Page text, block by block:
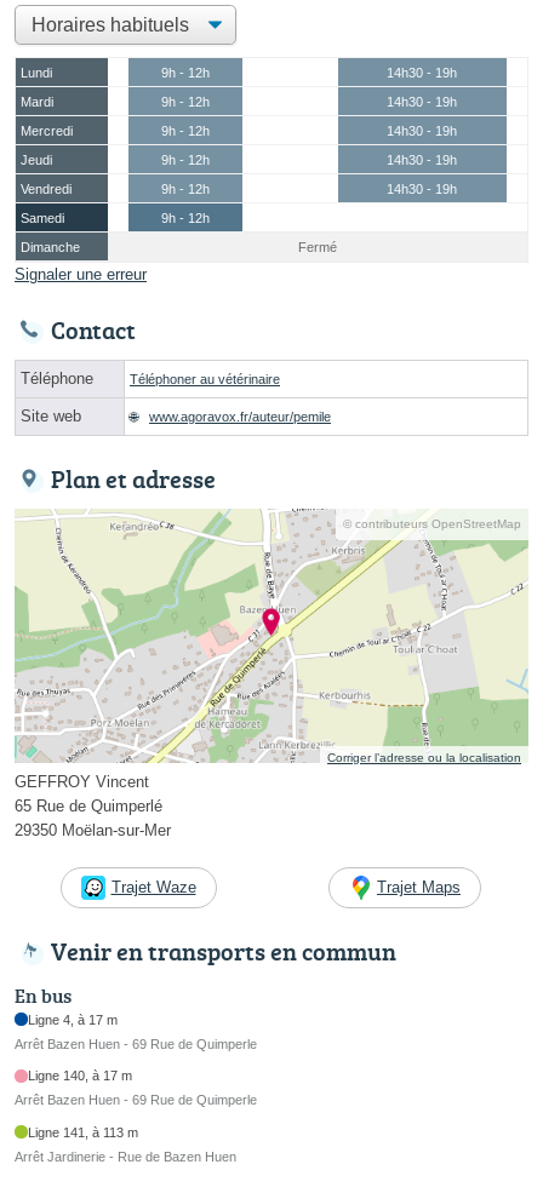
Lundi 9h - 12h
14h30 - 19h
Mardi
9h - 12h
14h30 - 19h
Mercredi
9h - 12h
14h30 - 19h
Jeudi
9h - 12h
14h30 - 19h
Vendredi
9h - 12h
14h30 - 19h
Samedi
9h - 12h
Dimanche
Fermé
Signaler une erreur
Contact
Téléphone Téléphoner au vétérinaire
Site web www.agoravox.fr/auteur/pemile
Plan et adresse
© contributeurs OpenStreetMap
Corriger l’adresse ou la localisation
GEFFROY Vincent
65 Rue de Quimperlé
29350 Moëlan-sur-Mer
Trajet Waze Trajet Maps
Venir en transports en commun
En bus
Ligne 4, à 17 m
Arrêt Bazen Huen - 69 Rue de Quimperle
Ligne 140, à 17 m
Arrêt Bazen Huen - 69 Rue de Quimperle
Ligne 141, à 113 m
Arrêt Jardinerie - Rue de Bazen Huen